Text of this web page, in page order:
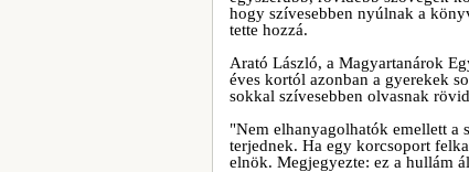
hogy szívesebben nyúlnak a
tette hozzá.
Arató László, a Magyartanárok
éves kortól azonban a gyerekek
sokkal szívesebben olvasnak
"Nem elhanyagolhatók emellett a
terjednek. Ha egy korcsoport
elnök. Megjegyezte: ez a hullám